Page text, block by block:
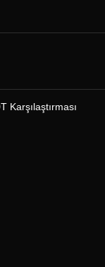
Karşılaştırması